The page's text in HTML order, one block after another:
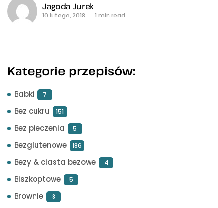
Jagoda Jurek
10 lutego, 2018 1 min read
Kategorie przepisów:
Babki 7
Bez cukru 151
Bez pieczenia 5
Bezglutenowe 186
Bezy & ciasta bezowe 4
Biszkoptowe 5
Brownie 8